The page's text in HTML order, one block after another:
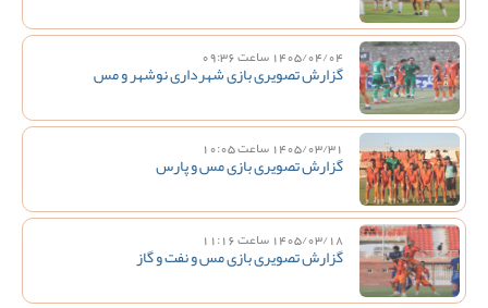
1405/04/04 ساعت 09:36
گزارش تصویری بازی شهرداری نوشهر و مس
1405/03/31 ساعت 10:05
گزارش تصویری بازی مس و پارس
1405/03/18 ساعت 11:16
گزارش تصویری بازی مس و نفت و گاز